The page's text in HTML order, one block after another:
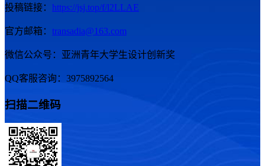
投稿链接： https://jsj.top/f/l2LLAE
官方邮箱： transadia@163.com
微信公众号：亚洲青年大学生设计创新奖
QQ客服咨询：3975892564
扫描二维码